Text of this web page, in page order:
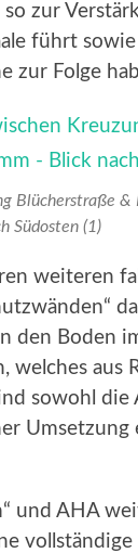
zur
führt
zur Folge
Blücherstraße
Südosten (1)
weiteren
den Boden
welches aus
sowohl die
Umsetzung
und AHA